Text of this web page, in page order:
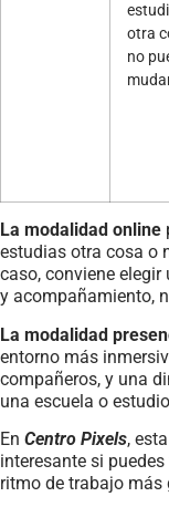
otra
no
La modalidad online
estudias otra cosa o
caso, conviene
y acompañamiento,
La modalidad
entorno más
compañeros, y una
una escuela o
En Centro Pixels,
interesante si
ritmo de trabajo más